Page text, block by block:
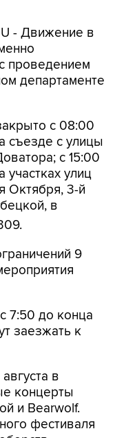
- Движение в
проведением
департаменте
с 08:00
съезде с улицы
с 15:00
участках улиц
Октября, 3-й
в
9
7:50 до конца
заезжать к
в
концерты
и Bearwolf.
фестиваля